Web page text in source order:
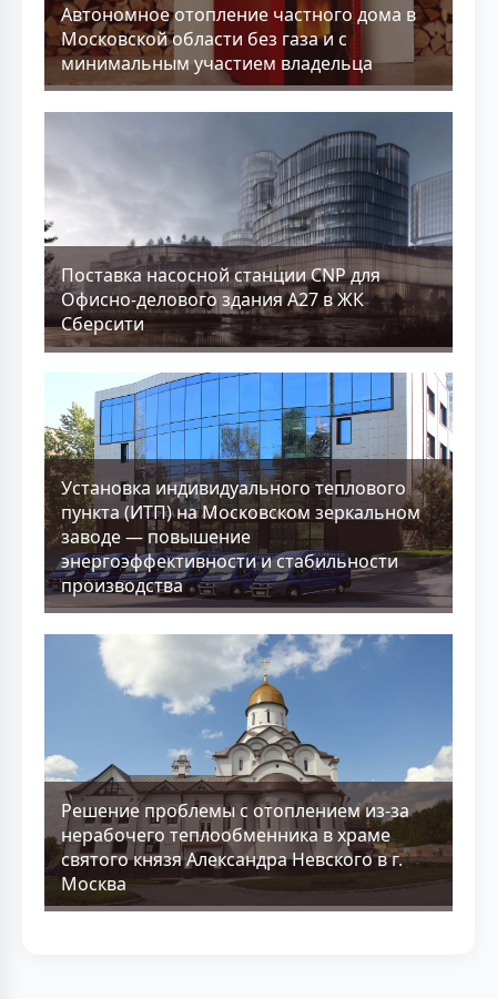
Aвтономное отопление частного дома в
Московской области без газа и с
минимальным участием владельца
Поставка насосной станции CNP для
Офисно-делового здания А27 в ЖК
Сберсити
Установка индивидуального теплового
пункта (ИТП) на Московском зеркальном
заводе — повышение
энергоэффективности и стабильности
производства
Решение проблемы с отоплением из-за
нерабочего теплообменника в храме
святого князя Александра Невского в г.
Москва